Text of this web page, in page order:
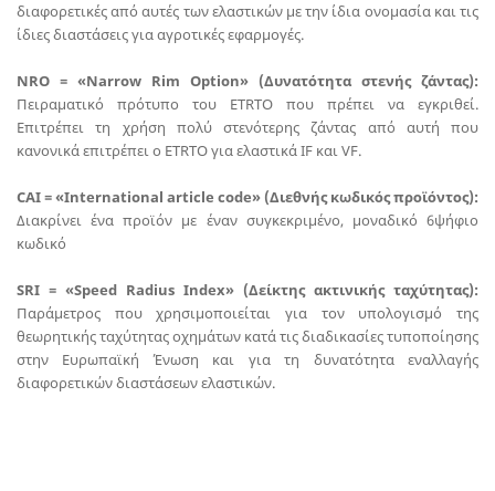
διαφορετικές από αυτές των ελαστικών με την ίδια ονομασία και τις
ίδιες διαστάσεις για αγροτικές εφαρμογές.
NRO = «Narrow Rim Option» (Δυνατότητα στενής ζάντας):
Πειραματικό πρότυπο του ETRTO που πρέπει να εγκριθεί.
Επιτρέπει τη χρήση πολύ στενότερης ζάντας από αυτή που
κανονικά επιτρέπει ο ETRTO για ελαστικά IF και VF.
CAI = «International article code» (Διεθνής κωδικός προϊόντος):
Διακρίνει ένα προϊόν με έναν συγκεκριμένο, μοναδικό 6ψήφιο
κωδικό
SRI = «Speed Radius Index» (Δείκτης ακτινικής ταχύτητας):
Παράμετρος που χρησιμοποιείται για τον υπολογισμό της
θεωρητικής ταχύτητας οχημάτων κατά τις διαδικασίες τυποποίησης
στην Ευρωπαϊκή Ένωση και για τη δυνατότητα εναλλαγής
διαφορετικών διαστάσεων ελαστικών.